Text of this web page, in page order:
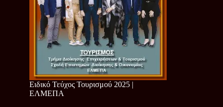
Ειδικό Τεύχος Τουρισμού 2025 |
ΕΛΜΕΠΑ